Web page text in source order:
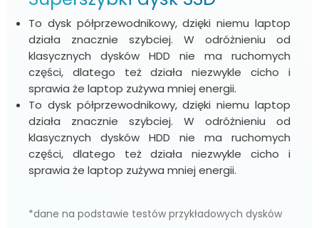
To dysk półprzewodnikowy, dzięki niemu laptop
działa znacznie szybciej. W odróżnieniu od
klasycznych dysków HDD nie ma ruchomych
części, dlatego też działa niezwykle cicho i
sprawia że laptop zużywa mniej energii.
To dysk półprzewodnikowy, dzięki niemu laptop
działa znacznie szybciej. W odróżnieniu od
klasycznych dysków HDD nie ma ruchomych
części, dlatego też działa niezwykle cicho i
sprawia że laptop zużywa mniej energii.
*dane na podstawie testów przykładowych dysków